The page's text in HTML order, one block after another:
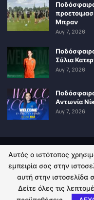
Μπραν
Αυγ 7, 2026
Σύλια
Αυγ 7, 2026
Αντωνία
Αυγ 7, 2026
ΠΟΛΙΤΙΚΗ
© 2026 -
Αυτός ο ιστότοπος
εμπειρία σας στην
αυτή στην
Δείτε όλες τις